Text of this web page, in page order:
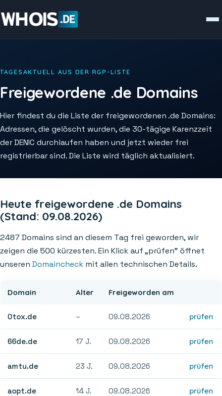
TAGESAKTUELL AUS DER RGP-LISTE
Freigewordene .de Domains
Hier findest du die Liste der freigewordenen .de Domains:
Adressen, die gelöscht wurden, die 30-tägige Karenzzeit
der DENIC durchlaufen haben und jetzt wieder frei
registrierbar sind. Die Liste wird täglich aktualisiert.
Heute freigewordene .de Domains
(Stand: 09.08.2026)
2487 Domains sind an diesem Tag frei geworden, wir
zeigen die 500 kürzesten. Ein Klick auf „prüfen" öffnet
unseren Domaincheck mit allen technischen Details.
Domain Alter Freigeworden am
0tox.de – 09.08.2026 prüfen
66de.de 17 J. 09.08.2026 prüfen
amtu.de 23 J. 09.08.2026 prüfen
aopt.de 14 J. 09.08.2026 prüfen